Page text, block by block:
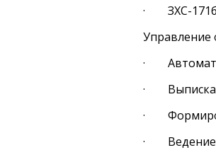
· ЗХС-171б
Управление
·
· Выписка
·
· Ведение